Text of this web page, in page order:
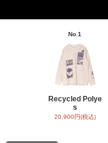
No.1
Recycled Polye
s
20,900円(税込)